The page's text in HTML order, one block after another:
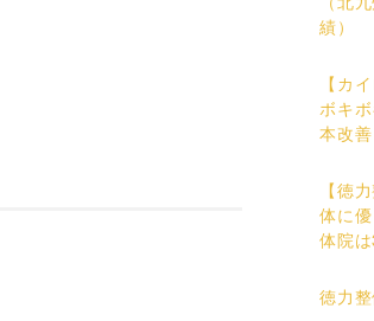
績）
【カ
ボキ
本改
【徳
体に
体院は
徳力